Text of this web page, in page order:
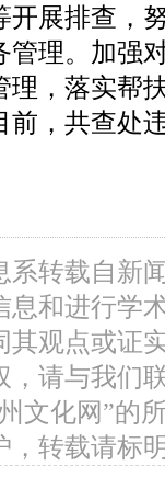
开展排查，
管理。加强
，落实帮
，共查处
系转载自新
息和进行学
观点或证
请与我们
文化网”的
，转载请标